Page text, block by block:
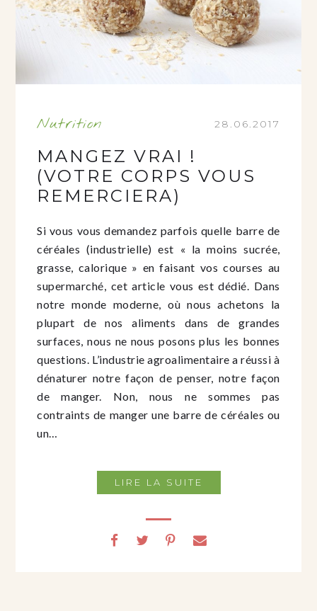
Nutrition 28.06.2017
MANGEZ VRAI !
(VOTRE CORPS VOUS
REMERCIERA)
Si vous vous demandez parfois quelle barre de
céréales (industrielle) est « la moins sucrée,
grasse, calorique » en faisant vos courses au
supermarché, cet article vous est dédié. Dans
notre monde moderne, où nous achetons la
plupart de nos aliments dans de grandes
surfaces, nous ne nous posons plus les bonnes
questions. L’industrie agroalimentaire a réussi à
dénaturer notre façon de penser, notre façon
de manger. Non, nous ne sommes pas
contraints de manger une barre de céréales ou
un…
LIRE LA SUITE